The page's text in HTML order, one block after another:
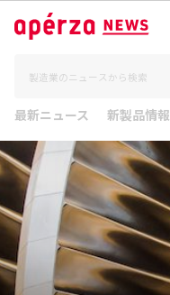
最新ニュース 新製品情報